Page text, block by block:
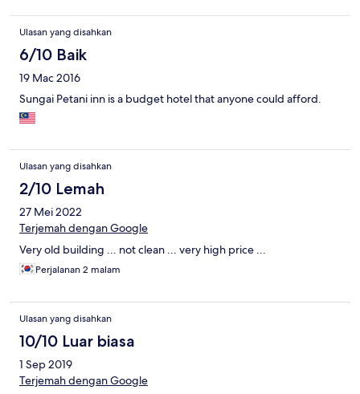
Ulasan yang disahkan
6/10 Baik
19 Mac 2016
Sungai Petani inn is a budget hotel that anyone could afford.
Ulasan yang disahkan
2/10 Lemah
27 Mei 2022
Terjemah dengan Google
Very old building ... not clean ... very high price ...
Perjalanan 2 malam
Ulasan yang disahkan
10/10 Luar biasa
1 Sep 2019
Terjemah dengan Google